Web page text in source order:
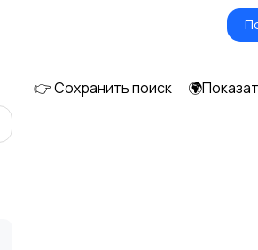
и
👉 Сохранить поиск